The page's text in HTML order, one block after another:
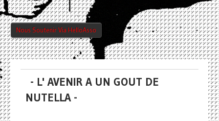
Nous Soutenir Via HelloAsso
- L' AVENIR A UN GOUT DE
NUTELLA -